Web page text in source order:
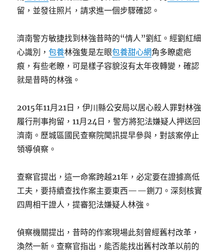
留，並發往照片，請求進一個步驟確認。
濟南警方敏捷找到林強昔時的“情人”劉紅。經劉紅細
心識別，包養林強隻是左眼包養甜心網角多瞭處疤
痕，有些老瞭，可是樣子容貌沒有太年夜轉變，確認
就是昔時的林強。
2015年11月21日，伊川縣公安局以居心殺人罪對林強
履行刑事拘留，11月24日，警方將犯法嫌疑人押送回
濟南。歷城區國民查察院聞訊提早參與，對該案停止
領導偵察。
查察官提出，這一命案跨越21年，必定要在證據高低
工夫，要持續查找作案主要東西——鍘刀。深刻核實
四周相干證人，提審犯法嫌疑人林強。
偵察機關提出，昔時的作案現場此刻曾經舊村改革，
渙然一新。查察官指出，能否能找出舊村改革以前的